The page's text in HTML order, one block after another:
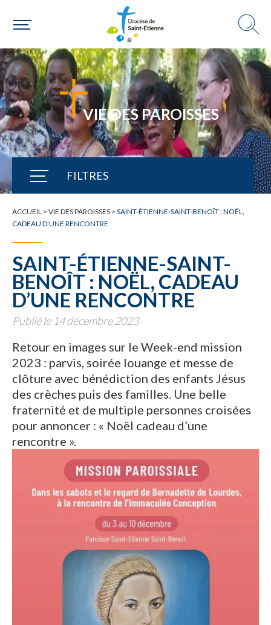
VIE DES PAROISSES
FILTRES
TOUTE L'ACTUALITÉ
ACCUEIL > VIE DES PAROISSES > SAINT-ÉTIENNE-SAINT-BENOÎT : NOËL,
CADEAU D’UNE RENCONTRE
SAINT-ÉTIENNE-SAINT-
BENOÎT : NOËL, CADEAU
D’UNE RENCONTRE
Publié le 14 décembre 2023
Retour en images sur le Week-end mission
2023 : parvis, soirée louange et messe de
clôture avec bénédiction des enfants Jésus
des crèches puis des familles. Une belle
fraternité et de multiple personnes croisées
pour annoncer : « Noël cadeau d’une
rencontre ».